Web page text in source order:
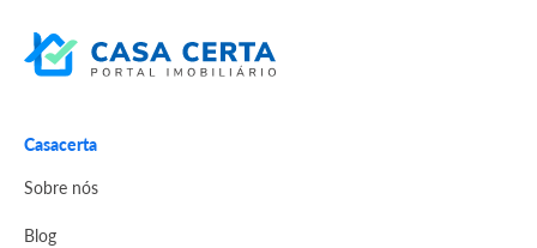
Casacerta
Sobre nós
Blog